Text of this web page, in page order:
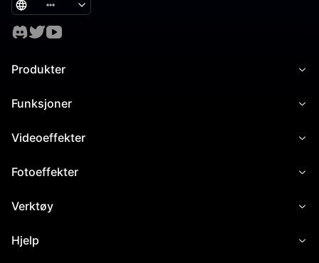
Produkter
Funksjoner
Videoeffekter
Fotoeffekter
Verktøy
Hjelp